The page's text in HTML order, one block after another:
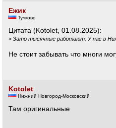
Ежик
Тучково
Цитата (Kotolet, 01.08.2025):
> Зато тысячные работают. У нас в
Не стоит забывать что многи
Kotolet
Нижний Новгород-Московский
Там оригинальные